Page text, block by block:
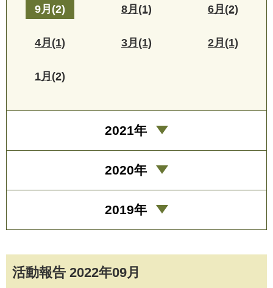
活動報告 2022年09月
9月(2) 8月(1) 6月(2)
4月(1) 3月(1) 2月(1)
1月(2)
2021年
2020年
2019年